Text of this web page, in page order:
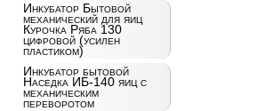
Инкубатор Бытовой
механический для яиц
Курочка Ряба 130
цифровой (усилен
пластиком)
Инкубатор бытовой
Наседка ИБ-140 яиц с
механическим
переворотом